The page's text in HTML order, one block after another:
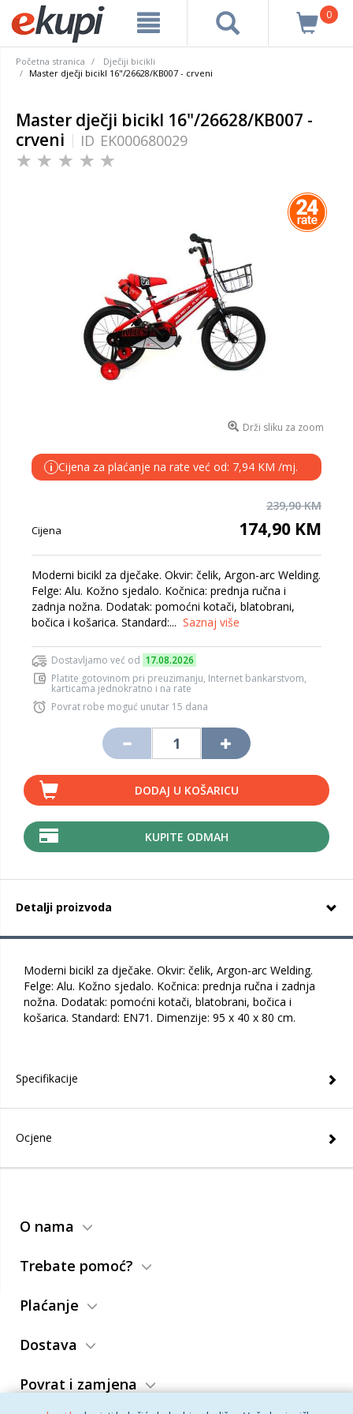
0
Početna stranica
Dječiji bicikli
Master dječji bicikl 16"/26628/KB007 - crveni
Master dječji bicikl 16"/26628/KB007 -
crveni
ID EK000680029
Drži sliku za zoom
i Cijena za plaćanje na rate već od: 7,94 KM /mj.
239,90 KM
Cijena 174,90 KM
Moderni bicikl za dječake. Okvir: čelik, Argon-arc Welding.
Felge: Alu. Kožno sjedalo. Kočnica: prednja ručna i
zadnja nožna. Dodatak: pomoćni kotači, blatobrani,
bočica i košarica. Standard:... Saznaj više
Dostavljamo već od 17.08.2026
Platite gotovinom pri preuzimanju, Internet bankarstvom,
karticama jednokratno i na rate
Povrat robe moguć unutar 15 dana
DODAJ U KOŠARICU
KUPITE ODMAH
Detalji proizvoda
Moderni bicikl za dječake. Okvir: čelik, Argon-arc Welding.
Felge: Alu. Kožno sjedalo. Kočnica: prednja ručna i zadnja
nožna. Dodatak: pomoćni kotači, blatobrani, bočica i
košarica. Standard: EN71. Dimenzije: 95 x 40 x 80 cm.
Specifikacije
Ocjene
O nama
Trebate pomoć?
Plaćanje
Dostava
Povrat i zamjena